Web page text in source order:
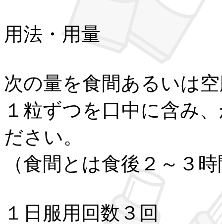
用法・用量
次の量を食間あるいは
１粒ずつを口中に含み
ださい。
（食間とは食後２～３
１日服用回数３回